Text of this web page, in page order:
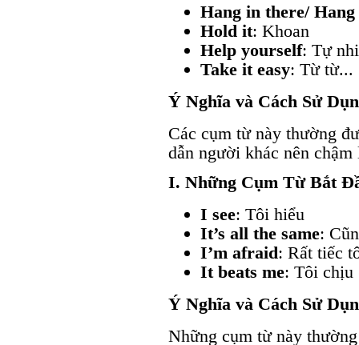
Hang in there/ Hang
Hold it: Khoan
Help yourself: Tự
Take it easy: Từ từ...
Ý Nghĩa và Cách Sử
Các cụm từ này thường
dẫn người khác nên
I. Những Cụm Từ Bắt
I see: Tôi hiểu
It’s all the same:
I’m afraid: Rất tiếc
It beats me: Tôi chịu
Ý Nghĩa và Cách Sử
Những cụm từ này